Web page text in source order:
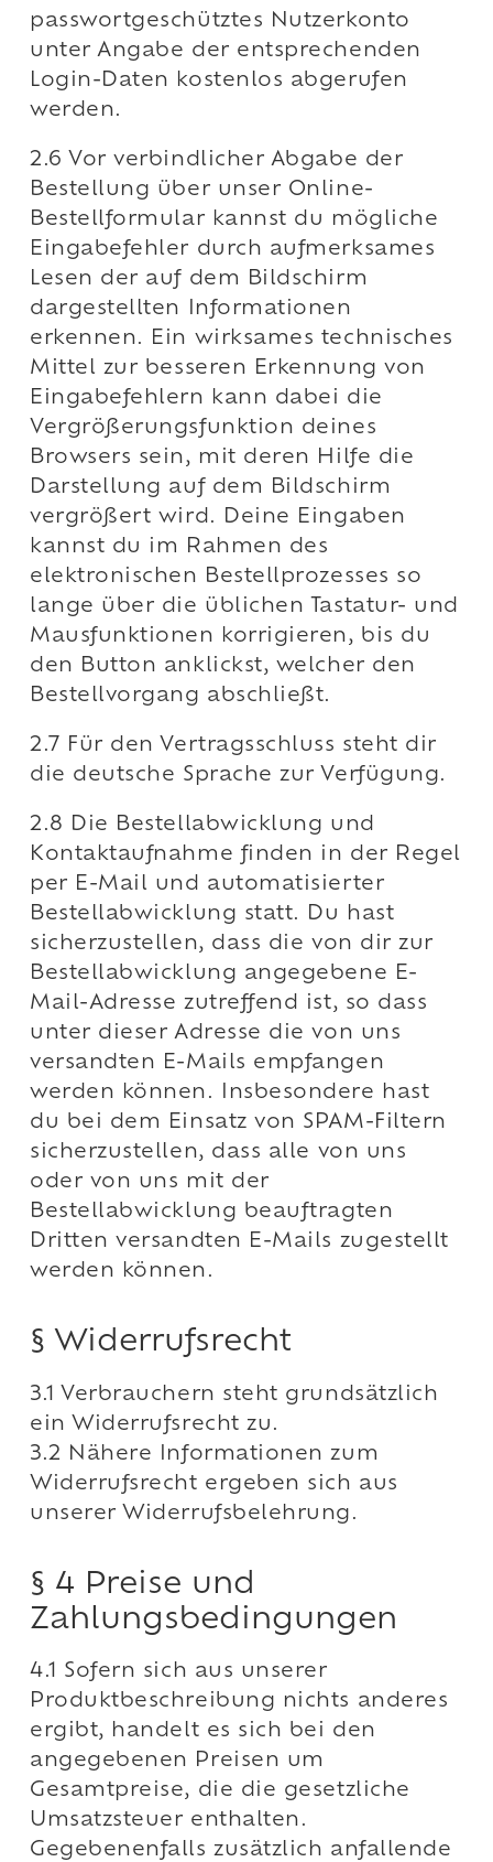
passwortgeschütztes Nutzerkonto
unter Angabe der entsprechenden
Login-Daten kostenlos abgerufen
werden.
2.6 Vor verbindlicher Abgabe der
Bestellung über unser Online-
Bestellformular kannst du mögliche
Eingabefehler durch aufmerksames
Lesen der auf dem Bildschirm
dargestellten Informationen
erkennen. Ein wirksames technisches
Mittel zur besseren Erkennung von
Eingabefehlern kann dabei die
Vergrößerungsfunktion deines
Browsers sein, mit deren Hilfe die
Darstellung auf dem Bildschirm
vergrößert wird. Deine Eingaben
kannst du im Rahmen des
elektronischen Bestellprozesses so
lange über die üblichen Tastatur- und
Mausfunktionen korrigieren, bis du
den Button anklickst, welcher den
Bestellvorgang abschließt.
2.7 Für den Vertragsschluss steht dir
die deutsche Sprache zur Verfügung.
2.8 Die Bestellabwicklung und
Kontaktaufnahme finden in der Regel
per E-Mail und automatisierter
Bestellabwicklung statt. Du hast
sicherzustellen, dass die von dir zur
Bestellabwicklung angegebene E-
Mail-Adresse zutreffend ist, so dass
unter dieser Adresse die von uns
versandten E-Mails empfangen
werden können. Insbesondere hast
du bei dem Einsatz von SPAM-Filtern
sicherzustellen, dass alle von uns
oder von uns mit der
Bestellabwicklung beauftragten
Dritten versandten E-Mails zugestellt
werden können.
§ Widerrufsrecht
3.1 Verbrauchern steht grundsätzlich
ein Widerrufsrecht zu.
3.2 Nähere Informationen zum
Widerrufsrecht ergeben sich aus
unserer Widerrufsbelehrung.
§ 4 Preise und
Zahlungsbedingungen
4.1 Sofern sich aus unserer
Produktbeschreibung nichts anderes
ergibt, handelt es sich bei den
angegebenen Preisen um
Gesamtpreise, die die gesetzliche
Umsatzsteuer enthalten.
Gegebenenfalls zusätzlich anfallende